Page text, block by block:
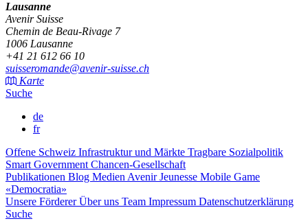
Lausanne
Avenir Suisse
Chemin de Beau-Rivage 7
1006 Lausanne
+41 21 612 66 10
suisseromande@avenir-suisse.ch
Karte
Suche
de
fr
Offene Schweiz Infrastruktur und Märkte Tragbare Sozialpolitik
Smart Government Chancen-Gesellschaft
Publikationen Blog Medien Avenir Jeunesse Mobile Game
«Democratia»
Unsere FördererÜber uns Team Impressum Datenschutzerklärung
Suche